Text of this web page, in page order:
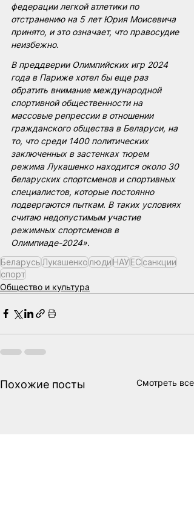
федерации легкой атлетики по
отстранению на 5 лет Юрия Моисевича
принято, и это означает, что правосудие
неизбежно.
В преддверии Олимпийских игр 2024
года в Париже хотел бы еще раз
обратить внимание международной
спортивной общественности на
массовые репрессии в отношении
гражданского общества в Беларуси, на
то, что среди 1400 политических
заключенных в застенках тюрем
режима Лукашенко находится около 30
беларуских спортсменов и спортивных
специалистов, которые постоянно
подвергаются пыткам. В таких условиях
считаю недопустимым участие
режимных спортсменов в
Олимпиаде-2024».
БеларусьЛукашенколюдиНАУЕСсанкции
спорт
Общество и культура
Похожие посты Смотреть все